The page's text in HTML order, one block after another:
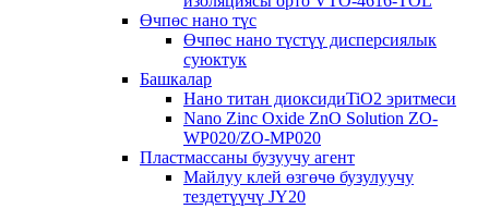
Өчпөс нано түс
Өчпөс нано түстүү дисперсиялык
суюктук
Башкалар
Нано титан диоксидиTiO2 эритмеси
Nano Zinc Oxide ZnO Solution ZO-
WP020/ZO-MP020
Пластмассаны бузуучу агент
Майлуу клей өзгөчө бузулуучу
тездетүүчү JY20